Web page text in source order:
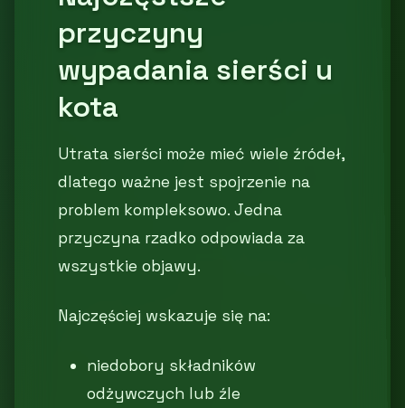
przyczyny
wypadania sierści u
kota
Utrata sierści może mieć wiele źródeł,
dlatego ważne jest spojrzenie na
problem kompleksowo. Jedna
przyczyna rzadko odpowiada za
wszystkie objawy.
Najczęściej wskazuje się na:
niedobory składników
odżywczych lub źle